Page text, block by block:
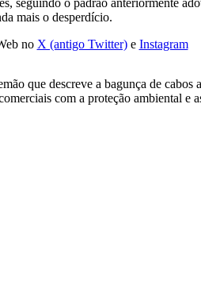
mais o desperdício.
no X (antigo Twitter)e Instagram
que descreve a bagunça de
com a proteção ambiental e